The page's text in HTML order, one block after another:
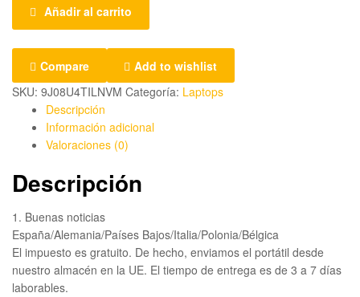
Añadir al carrito
Compare
Add to wishlist
SKU: 9J08U4TILNVM Categoría: Laptops
Descripción
Información adicional
Valoraciones (0)
Descripción
1. Buenas noticias
España/Alemania/Países Bajos/Italia/Polonia/Bélgica
El impuesto es gratuito. De hecho, enviamos el portátil desde
nuestro almacén en la UE. El tiempo de entrega es de 3 a 7 días
laborables.